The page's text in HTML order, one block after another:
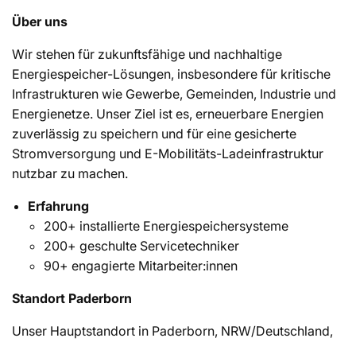
o
r
i
e
:
Über uns
Wir stehen für zukunftsfähige und nachhaltige
Energiespeicher-Lösungen, insbesondere für kritische
Infrastrukturen wie Gewerbe, Gemeinden, Industrie und
Energienetze. Unser Ziel ist es, erneuerbare Energien
zuverlässig zu speichern und für eine gesicherte
Stromversorgung und E-Mobilitäts-Ladeinfrastruktur
nutzbar zu machen.
Erfahrung
200+ installierte Energiespeichersysteme
200+ geschulte Servicetechniker
90+ engagierte Mitarbeiter:innen
Standort Paderborn
Unser Hauptstandort in Paderborn, NRW/Deutschland,